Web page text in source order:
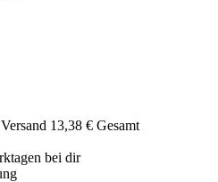
13,38 € Gesamt
bei dir